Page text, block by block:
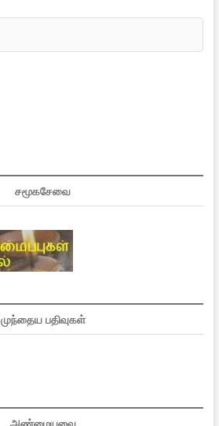
சமூகசேவை
முந்தைய பதிவுகள்